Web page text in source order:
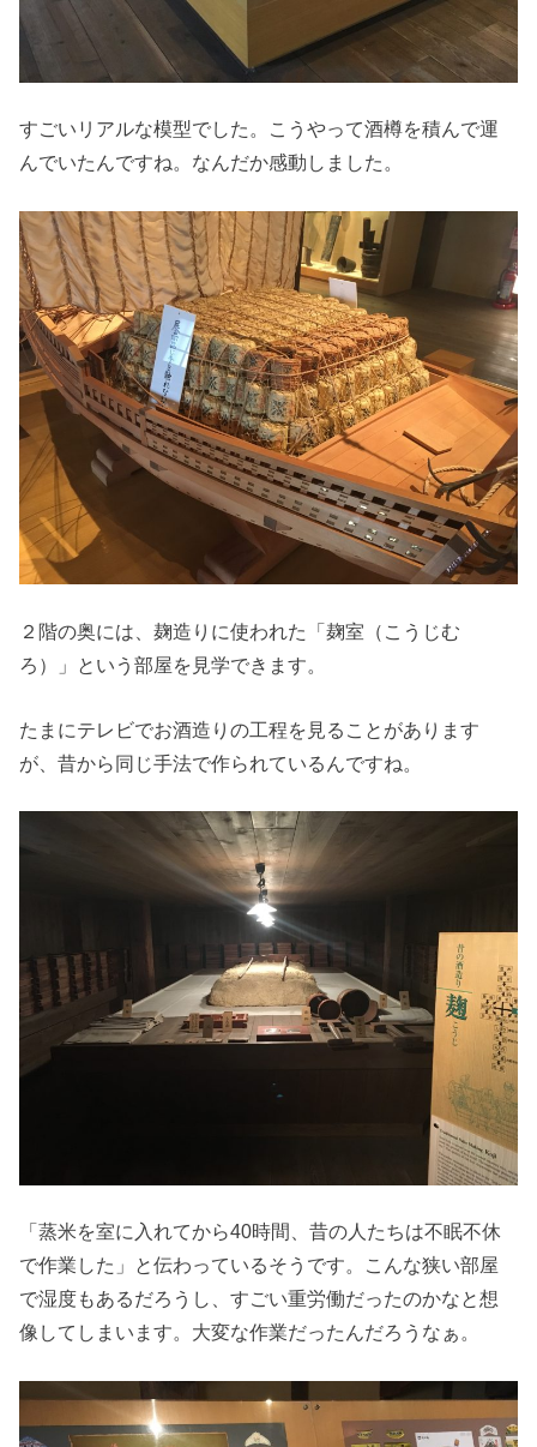
すごいリアルな模型でした。こうやって酒樽を積んで運
んでいたんですね。なんだか感動しました。
２階の奥には、麹造りに使われた「麹室（こうじむ
ろ）」という部屋を見学できます。
たまにテレビでお酒造りの工程を見ることがあります
が、昔から同じ手法で作られているんですね。
「蒸米を室に入れてから40時間、昔の人たちは不眠不休
で作業した」と伝わっているそうです。こんな狭い部屋
で湿度もあるだろうし、すごい重労働だったのかなと想
像してしまいます。大変な作業だったんだろうなぁ。